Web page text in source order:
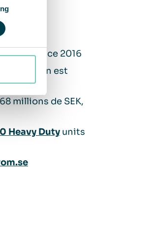
Housesince 2016
est
millions de SEK,
Heavy Duty units